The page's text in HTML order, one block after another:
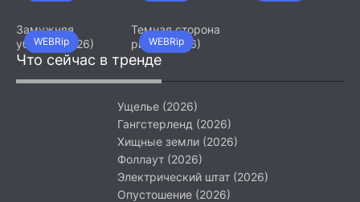
WEBRip
Замужняя
убийца (2026)
WEBRip
Темная сторона
ринга (2026)
Что сейчас в тренде
Ущелье (2026)
Гангстерленд (2026)
Хищные земли (2026)
Фоллаут (2026)
Электрический штат (2026)
Опустошение (2026)